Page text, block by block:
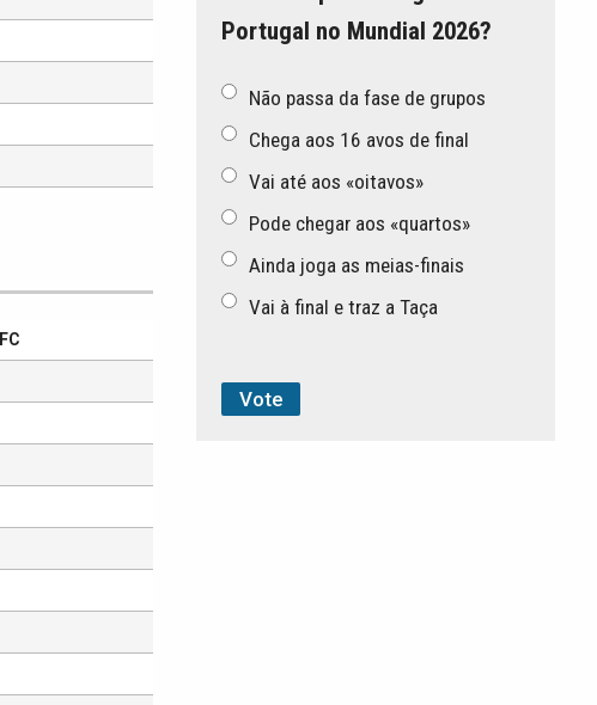
Portugal no Mundial 2026?
Não passa da fase de grupos
Chega aos 16 avos de final
Vai até aos «oitavos»
Pode chegar aos «quartos»
Ainda joga as meias-finais
Vai à final e traz a Taça